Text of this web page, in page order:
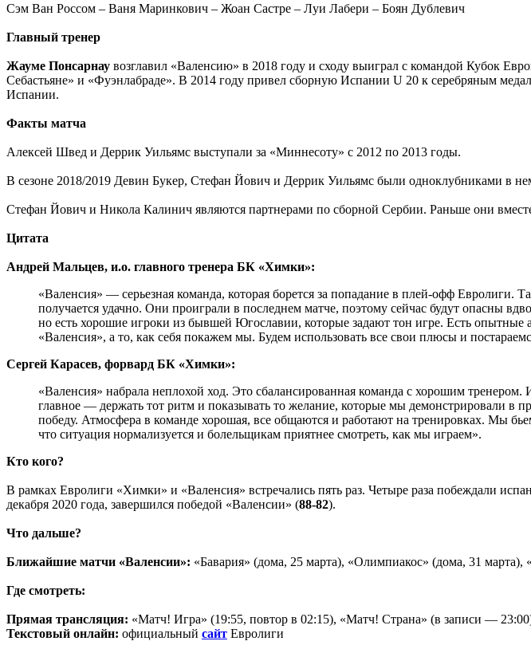
Сэм Ван Россом – Ваня Маринкович – Жоан Састре – Луи Лабери – Боян Дублевич
Главный тренер
Жауме Понсарнау возглавил «Валенсию» в 2018 году и сходу выиграл с командой Кубок
Себастьяне» и «Фуэнлабраде». В 2014 году привел сборную Испании U 20 к серебряным
Испании.
Факты матча
Алексей Швед и Деррик Уильямс выступали за «Миннесоту» с 2012 по 2013 годы.
В сезоне 2018/2019 Девин Букер, Стефан Йович и Деррик Уильямс были одноклубниками в
Стефан Йович и Никола Калинич являются партнерами по сборной Сербии. Раньше они
Цитата
Андрей Мальцев, и.о. главного тренера БК «Химки»:
«Валенсия» — серьезная команда, которая борется за попадание в плей-офф
получается удачно. Они проиграли в последнем матче, поэтому сейчас будут опасны
но есть хорошие игроки из бывшей Югославии, которые задают тон игре. Есть опытные
«Валенсия», а то, как себя покажем мы. Будем использовать все свои плюсы и
Сергей Карасев, форвард БК «Химки»:
«Валенсия» набрала неплохой ход. Это сбалансированная команда с хорошим
главное — держать тот ритм и показывать то желание, которые мы демонстрировали в
победу. Атмосфера в команде хорошая, все общаются и работают на тренировках. Мы
что ситуация нормализуется и болельщикам приятнее смотреть, как мы играем».
Кто кого?
В рамках Евролиги «Химки» и «Валенсия» встречались пять раз. Четыре раза побеждали
декабря 2020 года, завершился победой «Валенсии» (88-82).
Что дальше?
Ближайшие матчи «Валенсии»: «Бавария» (дома, 25 марта), «Олимпиакос» (дома, 31 марта),
Где смотреть:
Прямая трансляция: «Матч! Игра» (19:55, повтор в 02:15), «Матч! Страна» (в записи —
Текстовый онлайн: официальный сайт Евролиги